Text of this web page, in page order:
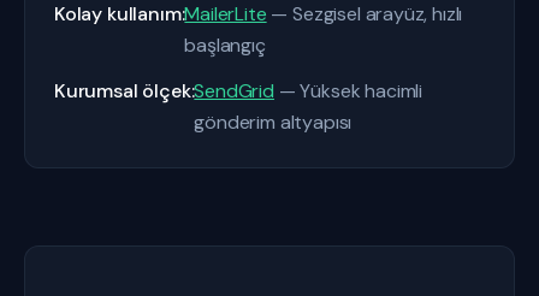
Kolay kullanım:MailerLite — Sezgisel arayüz, hızlı
başlangıç
Kurumsal ölçek:SendGrid — Yüksek hacimli
gönderim altyapısı